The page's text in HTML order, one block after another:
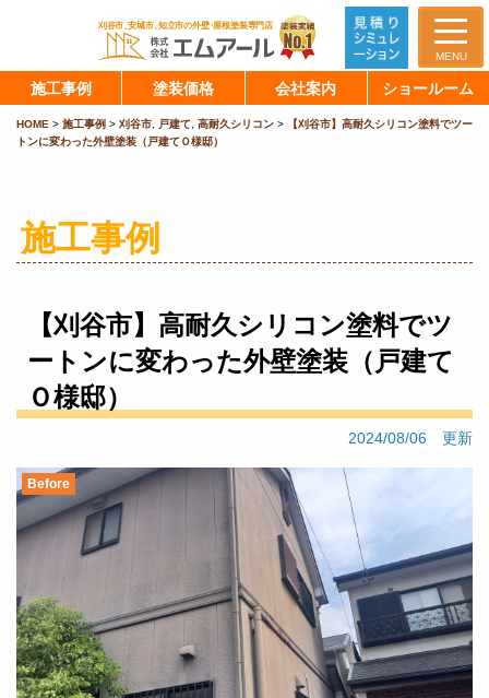
MENU
施工事例 塗装価格 会社案内 ショールーム
HOME > 施工事例 > 刈谷市, 戸建て, 高耐久シリコン >
【刈谷市】高耐久シリコン塗料でツー
トンに変わった外壁塗装（戸建てＯ様邸）
施工事例
【刈谷市】高耐久シリコン塗料でツ
ートンに変わった外壁塗装（戸建て
Ｏ様邸）
2024/08/06 更新
Before